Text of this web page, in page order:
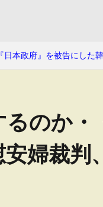
本政府』を被告にした
のか・
婦裁判、